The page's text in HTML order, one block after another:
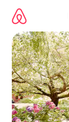
Inhalten
springen